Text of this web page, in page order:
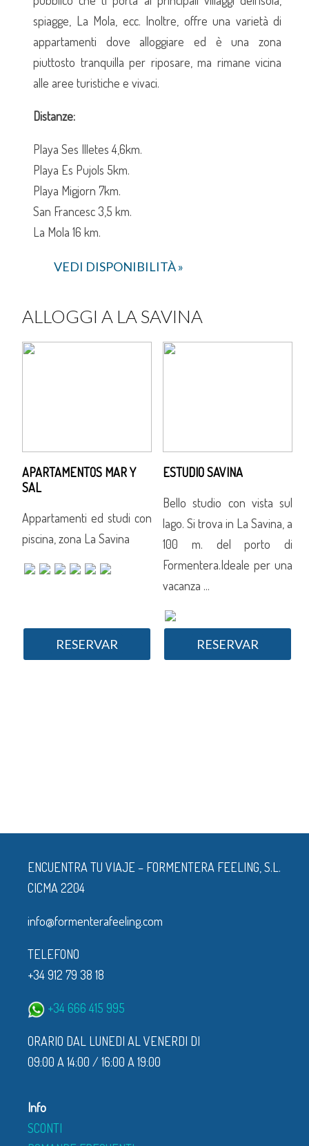
spiagge, La Mola, ecc. Inoltre, offre una varietà di
appartamenti dove alloggiare ed è una zona
piuttosto tranquilla per riposare, ma rimane vicina
alle aree turistiche e vivaci.
Distanze:
Playa Ses Illetes 4,6km.
Playa Es Pujols 5km.
Playa Migjorn 7km.
San Francesc 3,5 km.
La Mola 16 km.
VEDI DISPONIBILITÀ »
ALLOGGI A LA SAVINA
APARTAMENTOS MAR Y
SAL
Appartamenti ed studi con
piscina, zona La Savina
RESERVAR
ESTUDIO SAVINA
Bello studio con vista sul
lago. Si trova in La Savina, a
100 m. del porto di
Formentera.Ideale per una
vacanza ...
RESERVAR
ENCUENTRA TU VIAJE – FORMENTERA FEELING, S.L.
CICMA 2204
info@formenterafeeling.com
TELEFONO
+34 912 79 38 18
+34 666 415 995
ORARIO DAL LUNEDI AL VENERDI DI
09:00 A 14:00 / 16:00 A 19:00
Info
SCONTI